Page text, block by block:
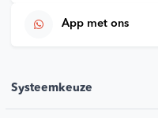
App met ons
Systeemkeuze